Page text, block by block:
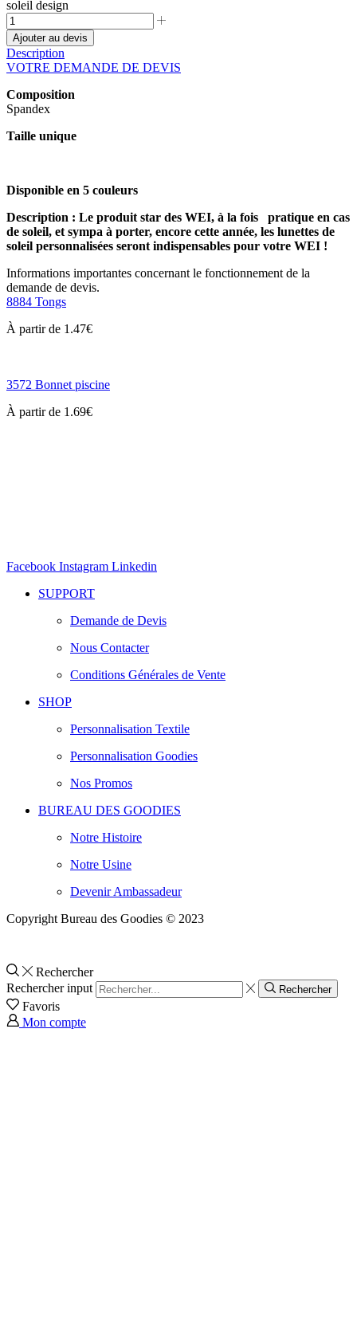
soleil design
Ajouter au devis
Description
VOTRE DEMANDE DE DEVIS
Composition
Spandex
Taille unique
Disponible en 5 couleurs
Description : Le produit star des WEI, à la fois pratique en cas
de soleil, et sympa à porter, encore cette année, les lunettes de
soleil personnalisées seront indispensables pour votre WEI !
Informations importantes concernant le fonctionnement de la
demande de devis.
8884 Tongs
À partir de 1.47€
3572 Bonnet piscine
À partir de 1.69€
Facebook Instagram Linkedin
SUPPORT
Demande de Devis
Nous Contacter
Conditions Générales de Vente
SHOP
Personnalisation Textile
Personnalisation Goodies
Nos Promos
BUREAU DES GOODIES
Notre Histoire
Notre Usine
Devenir Ambassadeur
Copyright Bureau des Goodies © 2023
Rechercher
Rechercher input
Rechercher
Favoris
Mon compte